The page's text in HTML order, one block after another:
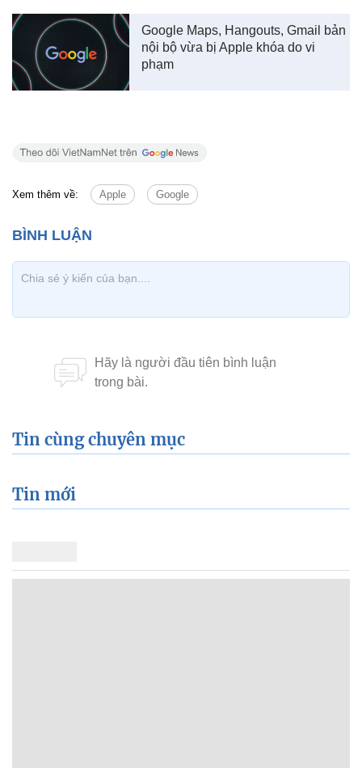
Google Maps, Hangouts, Gmail bản
nội bộ vừa bị Apple khóa do vi
phạm
Xem thêm về: Apple Google
Tin cùng chuyên mục
Tin mới